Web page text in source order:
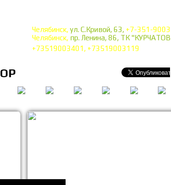
Челябинск, ул. С.Кривой, 63, +7-351-
Челябинск, пр. Ленина, 86, ТК
+73519003401, +73519003119